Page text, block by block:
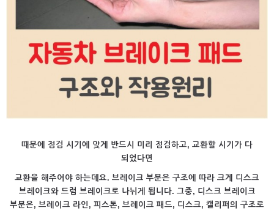
때문에 점검 시기에 맞게 반드시 미리 점검하고, 교환할 시기가 다
되었다면
교환을 해주어야 하는데요. 브레이크 부분은 구조에 따라 크게 디스크
브레이크와 드럼 브레이크로 나뉘게 됩니다. 그중, 디스크 브레이크
부분은, 브레이크 라인, 피스톤, 브레이크 패드, 디스크, 캘리퍼의 구조로